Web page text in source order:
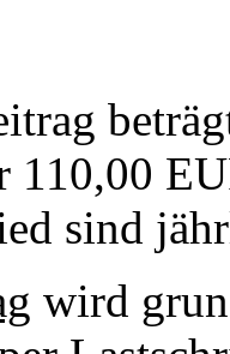
110,00
sind
wird